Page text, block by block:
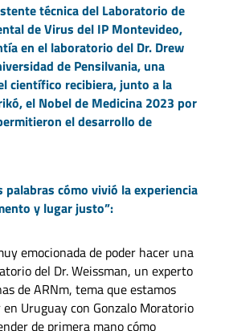
técnica del Laboratorio de
de Virus del IP Montevideo,
en el laboratorio del Dr. Drew
de Pensilvania, una
científico recibiera, junto a la
el Nobel de Medicina 2023 por
el desarrollo de
palabras cómo vivió la experiencia
y lugar justo”:
emocionada de poder hacer una
del Dr. Weissman, un experto
de ARNm, tema que estamos
Uruguay con Gonzalo Moratorio
de primera mano cómo